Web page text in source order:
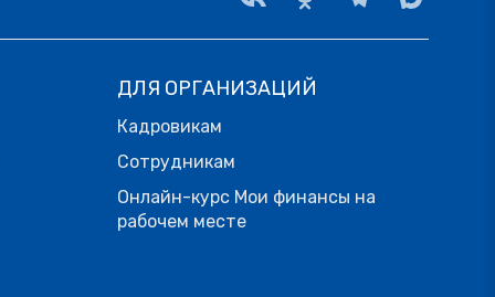
ДЛЯ ОРГАНИЗАЦИЙ
Кадровикам
Сотрудникам
Онлайн-курс Мои финансы на
рабочем месте